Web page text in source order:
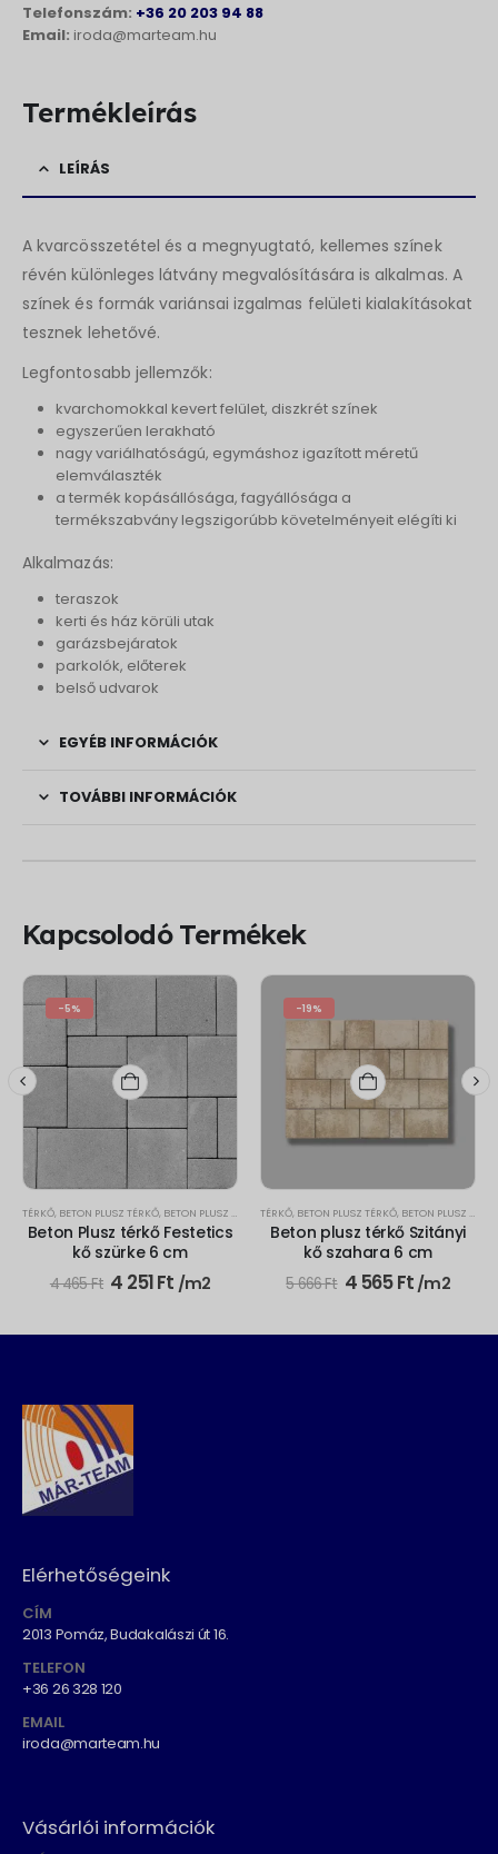
Telefonszám: +36 20 203 94 88
Email: iroda@marteam.hu
Termékleírás
LEÍRÁS
A kvarcösszetétel és a megnyugtató, kellemes színek
révén különleges látvány megvalósítására is alkalmas. A
színek és formák variánsai izgalmas felületi kialakításokat
tesznek lehetővé.
Legfontosabb jellemzők:
kvarchomokkal kevert felület, diszkrét színek
egyszerűen lerakható
nagy variálhatóságú, egymáshoz igazított méretű
elemválaszték
a termék kopásállósága, fagyállósága a
termékszabvány legszigorúbb követelményeit elégíti ki
Alkalmazás:
teraszok
kerti és ház körüli utak
garázsbejáratok
parkolók, előterek
belső udvarok
EGYÉB INFORMÁCIÓK
TOVÁBBI INFORMÁCIÓK
Kapcsolodó Termékek
-5%
TÉRKŐ, BETON PLUSZ TÉRKŐ, BETON PLUSZ FESTETICS KŐ
Beton Plusz térkő Festetics
kő szürke 6 cm
4 465Ft Original
4
4 251FtCurrent
price
4
/m2
-19%
TÉRKŐ, BETON PLUSZ TÉRKŐ, BETON PLUSZ SZITÁNYI KŐ
Beton plusz térkő Szitányi
kő szahara 6 cm
5 666Ft Original
5
4 565FtCurrent
price
4
/m2
Elérhetőségeink
CÍM
2013 Pomáz, Budakalászi út 16.
TELEFON
+36 26 328 120
EMAIL
iroda@marteam.hu
Vásárlói információk